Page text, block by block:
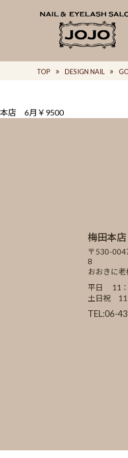
TOP DESIGN NAIL
本店 6月￥9500
梅田本店
〒530-
8
おおきに
平日 11：
土日祝 11
TEL:06-